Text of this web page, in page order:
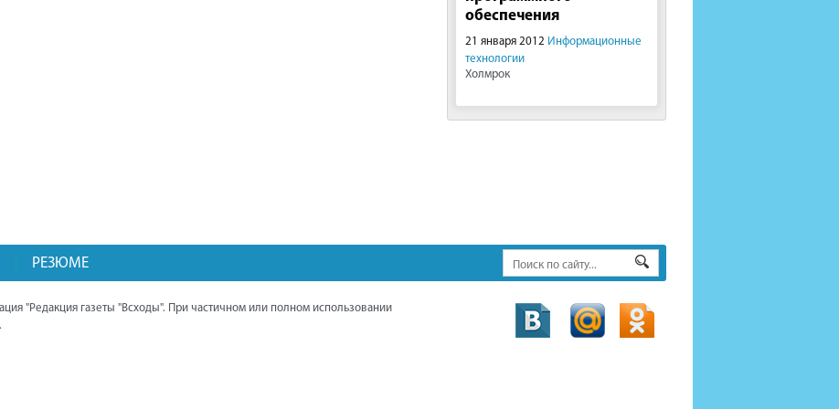
обеспечения
21 января 2012 Информационные
технологии
Холмрок
РЕЗЮМЕ
"Редакция газеты "Всходы". При частичном или полном использовании